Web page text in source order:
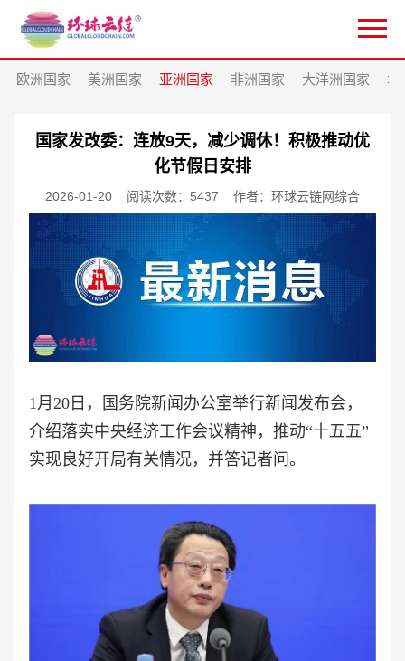
欧洲国家 美洲国家 亚洲国家 非洲国家 大洋洲国家 北
国家发改委：连放9天，减少调休！积极推动优
化节假日安排
2026-01-20 阅读次数：5437 作者：环球云链网综合
1月20日，国务院新闻办公室举行新闻发布会，
介绍落实中央经济工作会议精神，推动“十五五”
实现良好开局有关情况，并答记者问。